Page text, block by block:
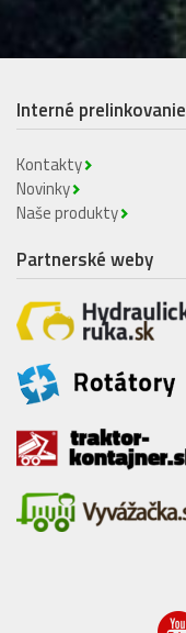
Interné prelinkovanie
Kontakty
Novinky
Naše produkty
Partnerské weby